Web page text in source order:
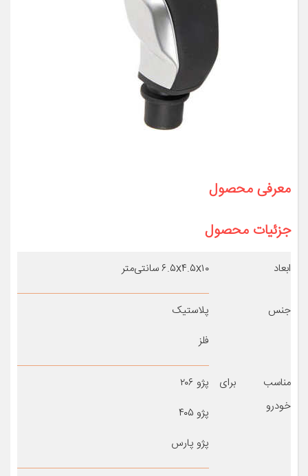
معرفی محصول
جزئیات محصول
ابعاد ۶.۵x۴.۵x۱۰ سانتی‌متر
جنس
پلاستیک
فلز
مناسب برای
خودرو
پژو ۲۰۶
پژو ۴۰۵
پژو پارس